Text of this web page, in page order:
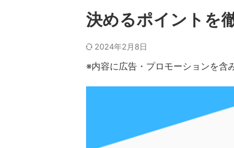
決めるポイントを
2024年2月8日
※内容に広告・プロモーションを含